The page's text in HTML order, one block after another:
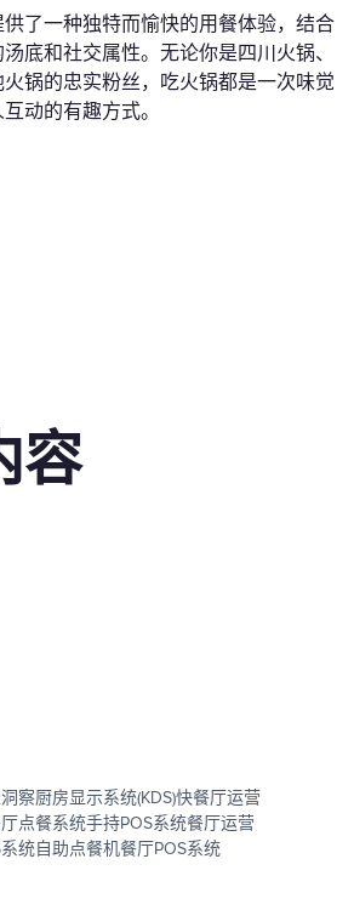
供了一种独特而愉快的用餐体验，结合
底和社交属性。无论你是四川火锅、
锅的忠实粉丝，吃火锅都是一次味觉
动的有趣方式。
容
察厨房显示系统(KDS)快餐厅运营
点餐系统手持POS系统餐厅运营
统自助点餐机餐厅POS系统